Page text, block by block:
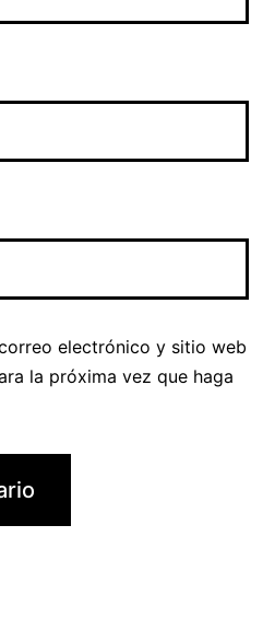
electrónico y sitio web
la próxima vez que haga